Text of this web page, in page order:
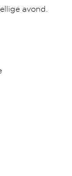
avond.